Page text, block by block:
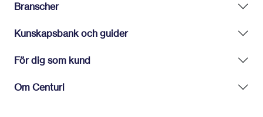
Branscher
Kunskapsbank och guider
För dig som kund
Om Centuri